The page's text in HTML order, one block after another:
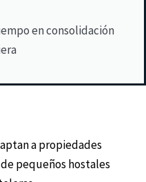
en consolidación
a propiedades
pequeños hostales